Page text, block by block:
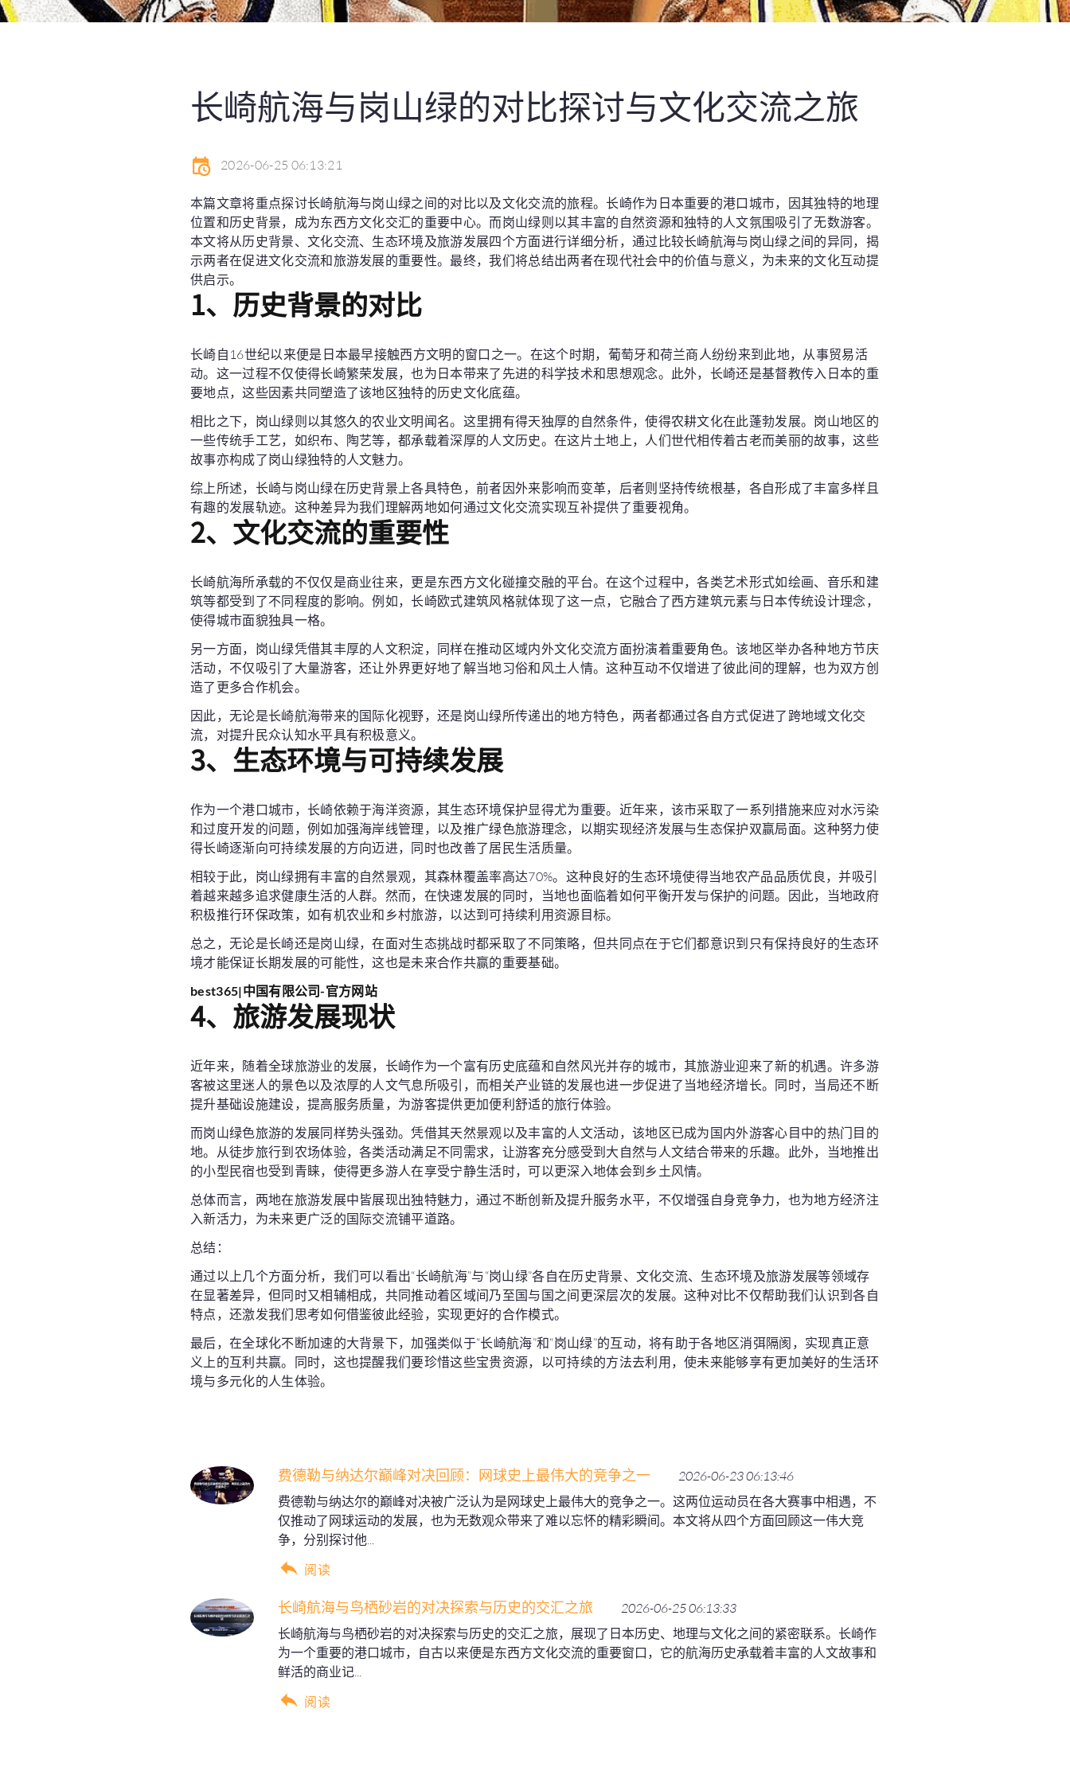
长崎航海与岗山绿的对比探讨与文化交流之旅
2026-06-25 06:13:21
本篇文章将重点探讨长崎航海与岗山绿之间的对比以及文化交流的旅程。长崎作为日本重要的港口城市，因其独特的地理
位置和历史背景，成为东西方文化交汇的重要中心。而岗山绿则以其丰富的自然资源和独特的人文氛围吸引了无数游客。
本文将从历史背景、文化交流、生态环境及旅游发展四个方面进行详细分析，通过比较长崎航海与岗山绿之间的异同，揭
示两者在促进文化交流和旅游发展的重要性。最终，我们将总结出两者在现代社会中的价值与意义，为未来的文化互动提
供启示。
1、历史背景的对比
长崎自16世纪以来便是日本最早接触西方文明的窗口之一。在这个时期，葡萄牙和荷兰商人纷纷来到此地，从事贸易活
动。这一过程不仅使得长崎繁荣发展，也为日本带来了先进的科学技术和思想观念。此外，长崎还是基督教传入日本的重
要地点，这些因素共同塑造了该地区独特的历史文化底蕴。
相比之下，岗山绿则以其悠久的农业文明闻名。这里拥有得天独厚的自然条件，使得农耕文化在此蓬勃发展。岗山地区的
一些传统手工艺，如织布、陶艺等，都承载着深厚的人文历史。在这片土地上，人们世代相传着古老而美丽的故事，这些
故事亦构成了岗山绿独特的人文魅力。
综上所述，长崎与岗山绿在历史背景上各具特色，前者因外来影响而变革，后者则坚持传统根基，各自形成了丰富多样且
有趣的发展轨迹。这种差异为我们理解两地如何通过文化交流实现互补提供了重要视角。
2、文化交流的重要性
长崎航海所承载的不仅仅是商业往来，更是东西方文化碰撞交融的平台。在这个过程中，各类艺术形式如绘画、音乐和建
筑等都受到了不同程度的影响。例如，长崎欧式建筑风格就体现了这一点，它融合了西方建筑元素与日本传统设计理念，
使得城市面貌独具一格。
另一方面，岗山绿凭借其丰厚的人文积淀，同样在推动区域内外文化交流方面扮演着重要角色。该地区举办各种地方节庆
活动，不仅吸引了大量游客，还让外界更好地了解当地习俗和风土人情。这种互动不仅增进了彼此间的理解，也为双方创
造了更多合作机会。
因此，无论是长崎航海带来的国际化视野，还是岗山绿所传递出的地方特色，两者都通过各自方式促进了跨地域文化交
流，对提升民众认知水平具有积极意义。
3、生态环境与可持续发展
作为一个港口城市，长崎依赖于海洋资源，其生态环境保护显得尤为重要。近年来，该市采取了一系列措施来应对水污染
和过度开发的问题，例如加强海岸线管理，以及推广绿色旅游理念，以期实现经济发展与生态保护双赢局面。这种努力使
得长崎逐渐向可持续发展的方向迈进，同时也改善了居民生活质量。
相较于此，岗山绿拥有丰富的自然景观，其森林覆盖率高达70%。这种良好的生态环境使得当地农产品品质优良，并吸引
着越来越多追求健康生活的人群。然而，在快速发展的同时，当地也面临着如何平衡开发与保护的问题。因此，当地政府
积极推行环保政策，如有机农业和乡村旅游，以达到可持续利用资源目标。
总之，无论是长崎还是岗山绿，在面对生态挑战时都采取了不同策略，但共同点在于它们都意识到只有保持良好的生态环
境才能保证长期发展的可能性，这也是未来合作共赢的重要基础。
best365|中国有限公司-官方网站
4、旅游发展现状
近年来，随着全球旅游业的发展，长崎作为一个富有历史底蕴和自然风光并存的城市，其旅游业迎来了新的机遇。许多游
客被这里迷人的景色以及浓厚的人文气息所吸引，而相关产业链的发展也进一步促进了当地经济增长。同时，当局还不断
提升基础设施建设，提高服务质量，为游客提供更加便利舒适的旅行体验。
而岗山绿色旅游的发展同样势头强劲。凭借其天然景观以及丰富的人文活动，该地区已成为国内外游客心目中的热门目的
地。从徒步旅行到农场体验，各类活动满足不同需求，让游客充分感受到大自然与人文结合带来的乐趣。此外，当地推出
的小型民宿也受到青睐，使得更多游人在享受宁静生活时，可以更深入地体会到乡土风情。
总体而言，两地在旅游发展中皆展现出独特魅力，通过不断创新及提升服务水平，不仅增强自身竞争力，也为地方经济注
入新活力，为未来更广泛的国际交流铺平道路。
总结：
通过以上几个方面分析，我们可以看出“长崎航海”与“岗山绿”各自在历史背景、文化交流、生态环境及旅游发展等领域存
在显著差异，但同时又相辅相成，共同推动着区域间乃至国与国之间更深层次的发展。这种对比不仅帮助我们认识到各自
特点，还激发我们思考如何借鉴彼此经验，实现更好的合作模式。
最后，在全球化不断加速的大背景下，加强类似于“长崎航海”和“岗山绿”的互动，将有助于各地区消弭隔阂，实现真正意
义上的互利共赢。同时，这也提醒我们要珍惜这些宝贵资源，以可持续的方法去利用，使未来能够享有更加美好的生活环
境与多元化的人生体验。
费德勒与纳达尔巅峰对决回顾：网球史上最伟大的竞争之一
2026-06-23 06:13:46
费德勒与纳达尔的巅峰对决被广泛认为是网球史上最伟大的竞争之一。这两位运动员在各大赛事中相遇，不
仅推动了网球运动的发展，也为无数观众带来了难以忘怀的精彩瞬间。本文将从四个方面回顾这一伟大竞
争，分别探讨他...
阅读
长崎航海与鸟栖砂岩的对决探索与历史的交汇之旅
2026-06-25 06:13:33
长崎航海与鸟栖砂岩的对决探索与历史的交汇之旅，展现了日本历史、地理与文化之间的紧密联系。长崎作
为一个重要的港口城市，自古以来便是东西方文化交流的重要窗口，它的航海历史承载着丰富的人文故事和
鲜活的商业记...
阅读